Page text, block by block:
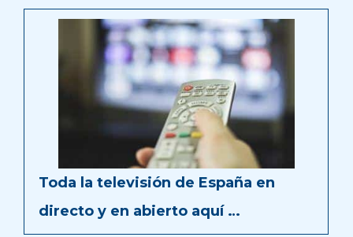
Toda la televisión de España en
directo y en abierto aquí …